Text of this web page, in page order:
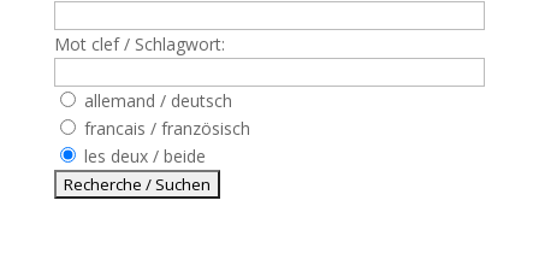
Mot clef / Schlagwort:
allemand / deutsch
francais / französisch
les deux / beide